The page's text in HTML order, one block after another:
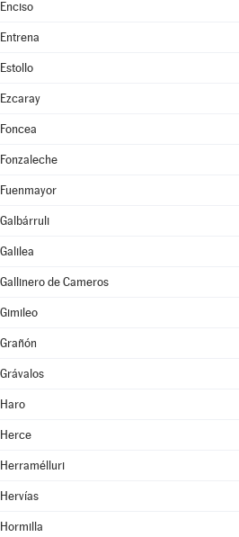
Enciso
Entrena
Estollo
Ezcaray
Foncea
Fonzaleche
Fuenmayor
Galbárruli
Galilea
Gallinero de Cameros
Gimileo
Grañón
Grávalos
Haro
Herce
Herramélluri
Hervías
Hormilla